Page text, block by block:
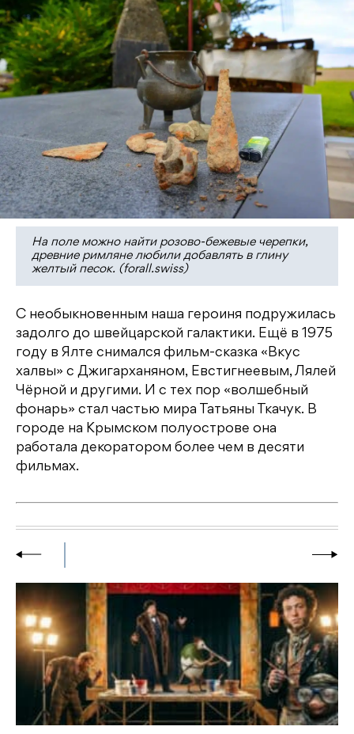
На поле можно найти розово-бежевые черепки,
древние римляне любили добавлять в глину
желтый песок. (forall.swiss)
С необыкновенным наша героиня подружилась
задолго до швейцарской галактики. Ещё в 1975
году в Ялте снимался фильм-сказка «Вкус
халвы» с Джигарханяном, Евстигнеевым, Лялей
Чёрной и другими. И с тех пор «волшебный
фонарь» стал частью мира Татьяны Ткачук. В
городе на Крымском полуострове она
работала декоратором более чем в десяти
фильмах.